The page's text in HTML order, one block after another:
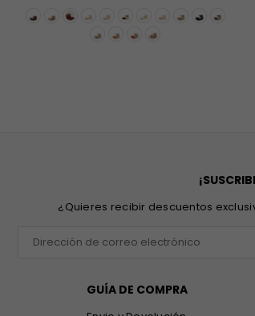
¿Quieres recibir descuentos
GUÍA DE COMPRA